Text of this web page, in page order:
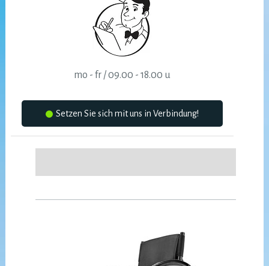
mo - fr / 09.00 - 18.00 u
Setzen Sie sich mit uns in Verbindung!